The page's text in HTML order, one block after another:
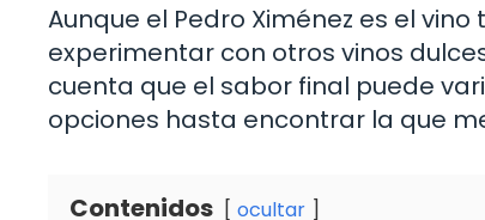
Aunque el Pedro Ximénez es el
experimentar con otros vinos
cuenta que el sabor final puede
opciones hasta encontrar la que
Contenidos ocultar